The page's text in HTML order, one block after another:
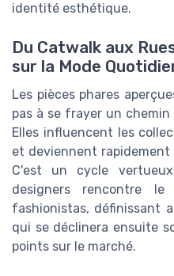
identité esthétique.
Du Catwalk aux
sur la Mode
Les pièces phares
pas à se frayer un
Elles influencent les
et deviennent rapidement
C'est un cycle
designers rencontre
fashionistas, définissant
qui se déclinera ensuite
points sur le marché.